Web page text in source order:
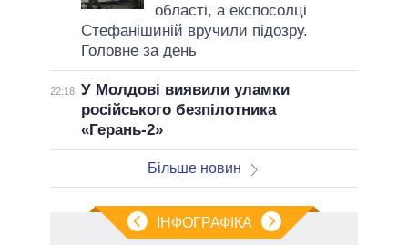
області, а експосолці
Стефанішиній вручили підозру.
Головне за день
22:18 У Молдові виявили уламки
російського безпілотника
«Герань-2»
Більше новин
ІНФОГРАФІКА